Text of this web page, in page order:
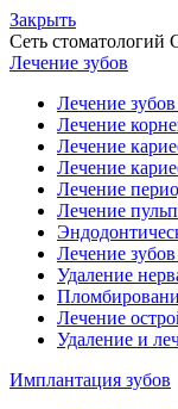
Закрыть
Сеть стоматологий
Лечение зубов
Лечение
Лечение
Лечение
Лечение
Лечение
Лечение
Лечение
Удаление
Лечение
Удаление и
Имплантация зубов